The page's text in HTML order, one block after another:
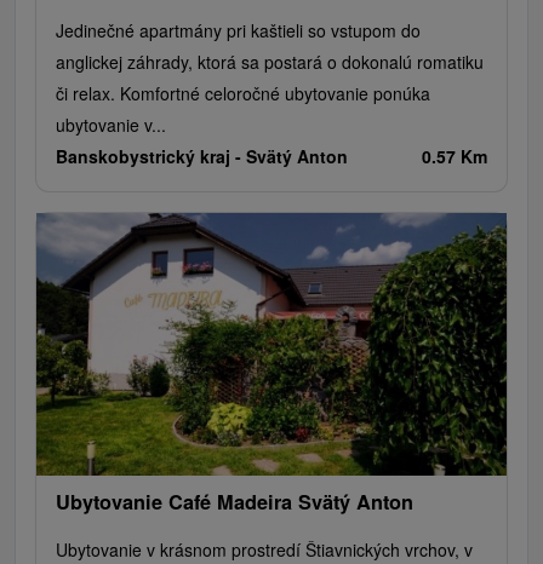
Jedinečné apartmány pri kaštieli so vstupom do
anglickej záhrady, ktorá sa postará o dokonalú romatiku
či relax. Komfortné celoročné ubytovanie ponúka
ubytovanie v...
Banskobystrický kraj - Svätý Anton 0.57 Km
Ubytovanie Café Madeira Svätý Anton
Ubytovanie v krásnom prostredí Štiavnických vrchov, v